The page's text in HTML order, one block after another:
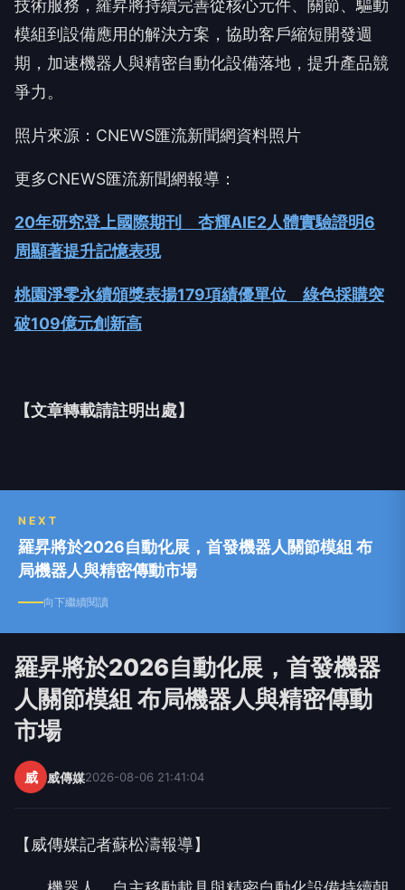
技術服務，羅昇將持續完善從核心元件、關節、驅動
模組到設備應用的解決方案，協助客戶縮短開發週
期，加速機器人與精密自動化設備落地，提升產品競
爭力。
照片來源：CNEWS匯流新聞網資料照片
更多CNEWS匯流新聞網報導：
20年研究登上國際期刊 杏輝AIE2人體實驗證明6
周顯著提升記憶表現
桃園淨零永續頒獎表揚179項績優單位 綠色採購突
破109億元創新高
【文章轉載請註明出處】
NEXT
羅昇將於2026自動化展，首發機器人關節模組 布
局機器人與精密傳動市場
向下繼續閱讀
羅昇將於2026自動化展，首發機器
人關節模組 布局機器人與精密傳動
市場
威 威傳媒2026-08-06 21:41:04
【威傳媒記者蘇松濤報導】